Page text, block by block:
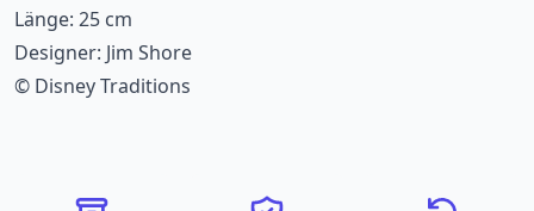
Länge: 25 cm
Designer: Jim Shore
© Disney Traditions